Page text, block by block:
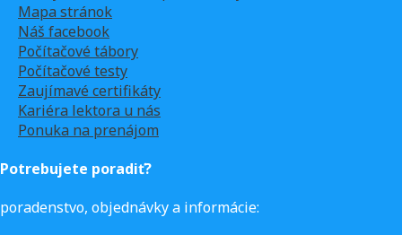
Mapa stránok
Náš facebook
Počítačové tábory
Počítačové testy
Zaujímavé certifikáty
Kariéra lektora u nás
Ponuka na prenájom
Potrebujete poradiť?
poradenstvo, objednávky a informácie: